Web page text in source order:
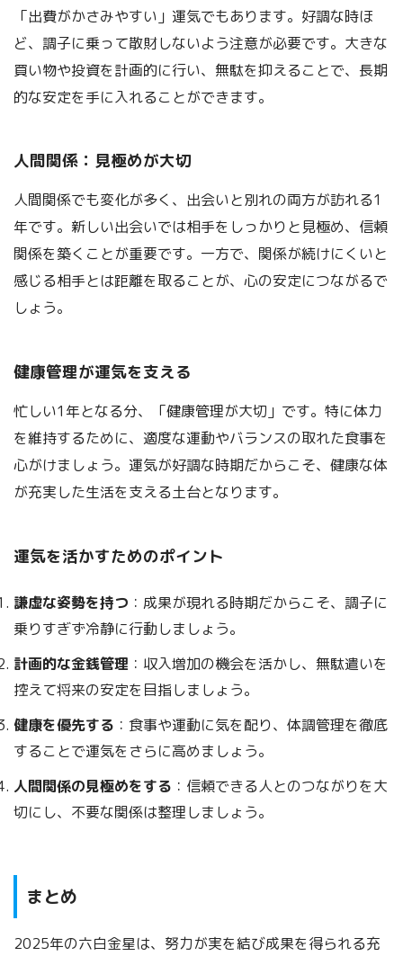
「出費がかさみやすい」運気でもあります。好調な時ほ
ど、調子に乗って散財しないよう注意が必要です。大きな
買い物や投資を計画的に行い、無駄を抑えることで、長期
的な安定を手に入れることができます。
人間関係：見極めが大切
人間関係でも変化が多く、出会いと別れの両方が訪れる1
年です。新しい出会いでは相手をしっかりと見極め、信頼
関係を築くことが重要です。一方で、関係が続けにくいと
感じる相手とは距離を取ることが、心の安定につながるで
しょう。
健康管理が運気を支える
忙しい1年となる分、「健康管理が大切」です。特に体力
を維持するために、適度な運動やバランスの取れた食事を
心がけましょう。運気が好調な時期だからこそ、健康な体
が充実した生活を支える土台となります。
運気を活かすためのポイント
謙虚な姿勢を持つ ：成果が現れる時期だからこそ、調子に
乗りすぎず冷静に行動しましょう。
計画的な金銭管理 ：収入増加の機会を活かし、無駄遣いを
控えて将来の安定を目指しましょう。
健康を優先する ：食事や運動に気を配り、体調管理を徹底
することで運気をさらに高めましょう。
人間関係の見極めをする ：信頼できる人とのつながりを大
切にし、不要な関係は整理しましょう。
まとめ
2025年の六白金星は、努力が実を結び成果を得られる充